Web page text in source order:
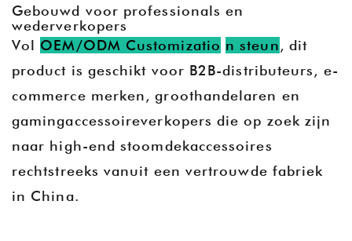
Gebouwd voor professionals en
wederverkopers
Vol OEM/ODM Customizatio n steun, dit
product is geschikt voor B2B-distributeurs, e-
commerce merken, groothandelaren en
gamingaccessoireverkopers die op zoek zijn
naar high-end stoomdekaccessoires
rechtstreeks vanuit een vertrouwde fabriek
in China.